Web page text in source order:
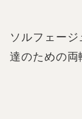
ソルフェー
達のための両